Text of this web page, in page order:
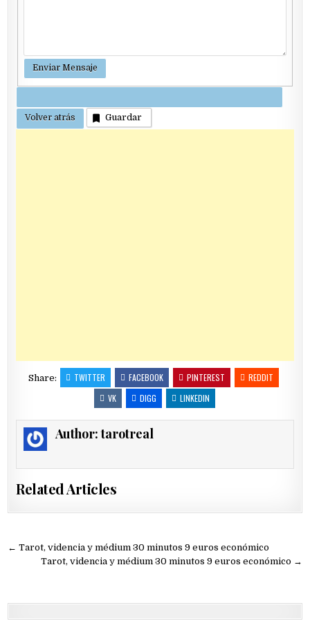
Guardar
Share: TWITTER FACEBOOK PINTEREST
REDDIT
VK
DIGG LINKEDIN
Author:tarotreal
Related Articles
Navegación
← Tarot, videncia y médium 30 minutos 9 euros económico
Tarot, videncia y médium 30 minutos 9 euros económico →